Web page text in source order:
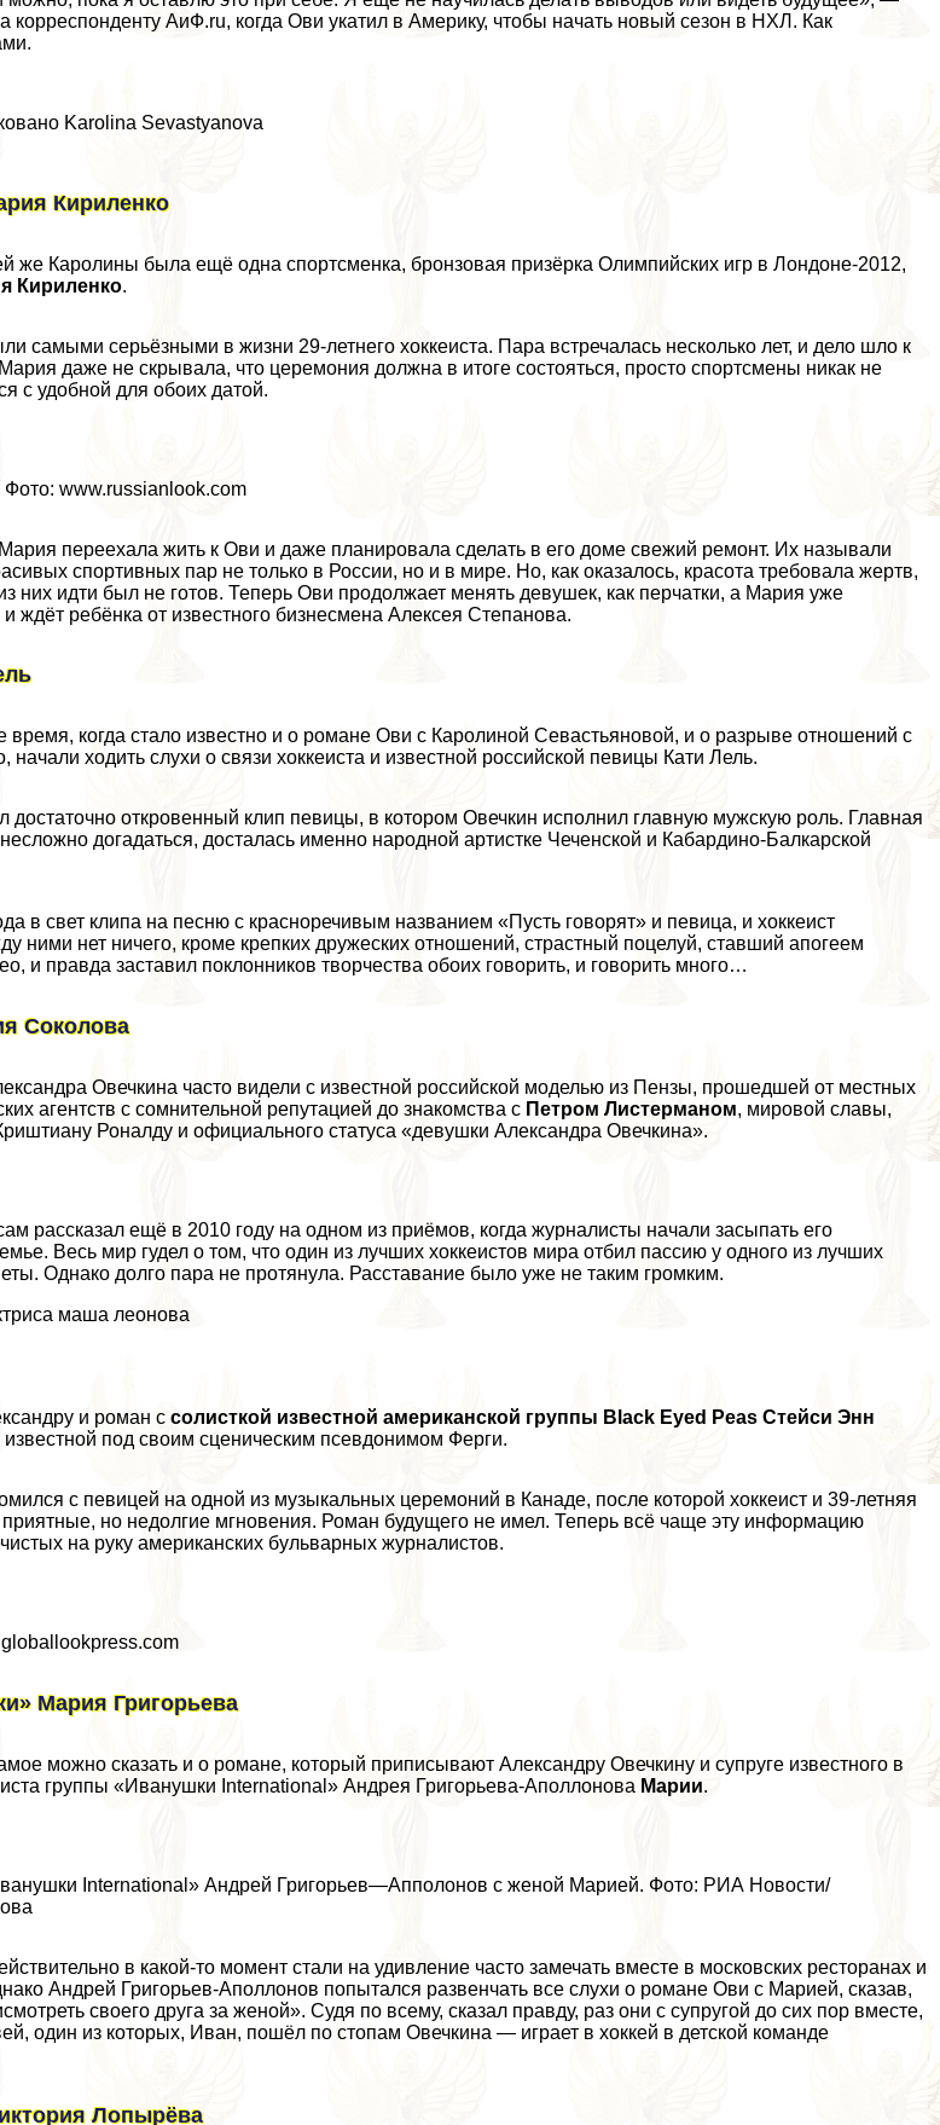
корреспонденту АиФ.ru, когда Ови укатил в Америку, чтобы начать новый сезон в НХЛ. Как
Karolina Sevastyanova
Кириленко
же Каролины была ещё одна спортсменка, бронзовая призёрка Олимпийских игр в Лондоне-2012,
Кириленко.
самыми серьёзными в жизни 29-летнего хоккеиста. Пара встречалась несколько лет, и дело шло к
даже не скрывала, что церемония должна в итоге состояться, просто спортсмены никак не
с удобной для обоих датой.
www.russianlook.com
переехала жить к Ови и даже планировала сделать в его доме свежий ремонт. Их называли
спортивных пар не только в России, но и в мире. Но, как оказалось, красота требовала жертв,
них идти был не готов. Теперь Ови продолжает менять дeвyшек, как перчатки, а Мария уже
и ждёт ребёнка от известного бизнесмена Алексея Степанова.
время, когда стало известно и о романе Ови с Каролиной Севастьяновой, и о разрыве отношений с
начали ходить слухи о связи хоккеиста и известной российской певицы Кати Лель.
достаточно откровенный клип певицы, в котором Овечкин исполнил главную мужскую роль. Главная
догадаться, досталась именно народной артистке Чеченской и Кабардино-Балкарской
в свет клипа на песню с красноречивым названием «Пусть говорят» и певица, и хоккеист
ними нет ничего, кроме крепких дружеских отношений, страстный поцелуй, ставший апогеем
и правда заставил поклонников творчества обоих говорить, и говорить много…
Соколова
Овечкина часто видели с известной российской моделью из Пензы, прошедшей от местных
агентств с сомнительной репутацией до знакомства с Петром Листерманом, мировой славы,
Роналду и официального статуса «дeвyшки Александра Овечкина».
рассказал ещё в 2010 году на одном из приёмов, когда журналисты начали засыпать его
Весь мир гудел о том, что один из лучших хоккеистов мира отбил пассию у одного из лучших
Однако долго пара не протянула. Расставание было уже не таким громким.
маша леонова
и роман ссолисткой известной американской группы Black Eyed Peas Стейси Энн
известной под своим сценическим псевдонимом Ферги.
с певицей на одной из музыкальных церемоний в Канаде, после которой хоккеист и 39-летняя
но недолгие мгновения. Роман будущего не имел. Теперь всё чаще эту информацию
на руку американских бульварных журналистов.
Мария Григорьева
можно сказать и о романе, который приписывают Александру Овечкину и супруге известного в
группы «Иванушки International» Андрея Григорьева-Аполлонова Марии.
International» Андрей Григорьев—Апполонов с женой Марией. Фото: РИА Новости/
в какой-то момент стали на удивление часто замечать вместе в московских ресторанах и
Андрей Григорьев-Аполлонов попытался развенчать все слухи о романе Ови с Марией, сказав,
своего друга за женой». Судя по всему, сказал правду, раз они с супругой до сих пор вместе,
один из которых, Иван, пошёл по стопам Овечкина — играет в хоккей в детской комaнде
Лопырёва